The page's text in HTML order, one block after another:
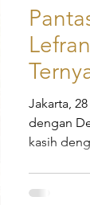
Jakarta,
dengan
kasih